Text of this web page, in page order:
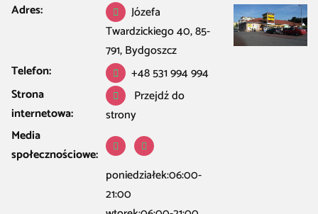
Adres:
Józefa
Twardzickiego 40, 85-
791, Bydgoszcz
Telefon:
+48 531 994 994
Strona
internetowa:
Przejdź do
strony
Media
społecznościowe:
poniedziałek:06:00-
21:00